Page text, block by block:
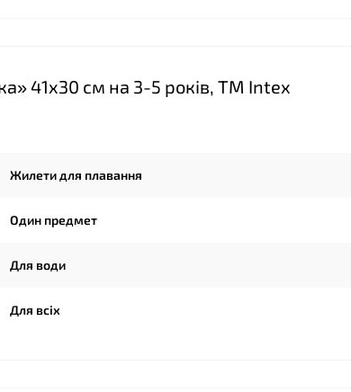
41x30 см на 3-5 років, ТМ Intex
Жилети для плавання
Один предмет
Для води
Для всіх